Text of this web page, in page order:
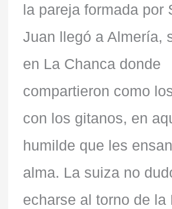
la pareja formada por
Juan llegó a Almería,
en La Chanca donde
compartieron como
con los gitanos, en
humilde que les
alma. La suiza no
echarse al torno de la